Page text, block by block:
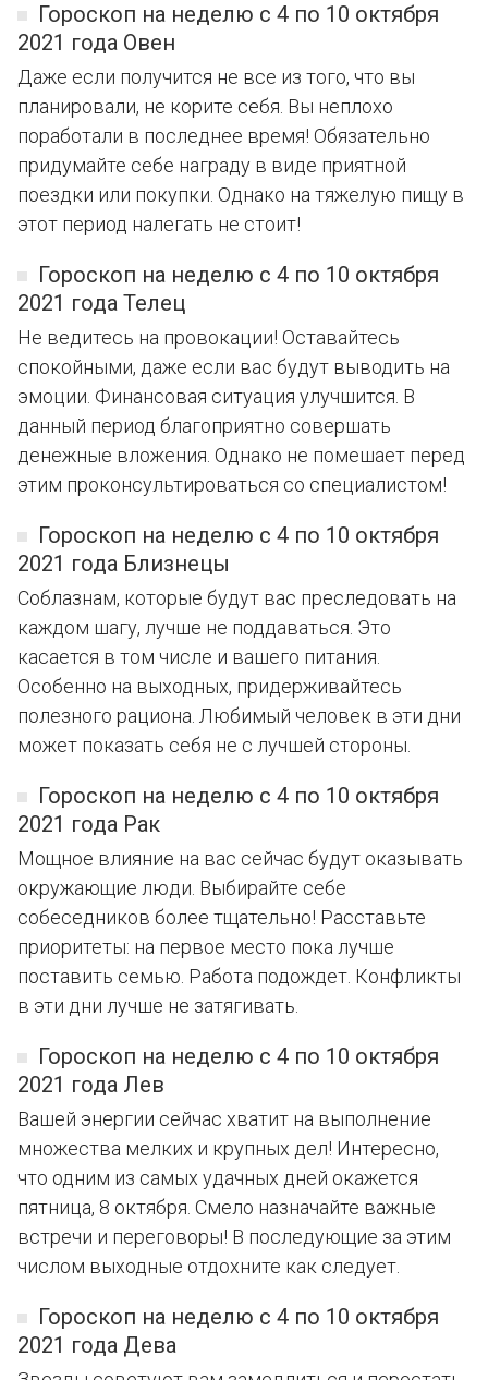
Гороскоп на неделю с 4 по 10 октября
2021 года Овен
Даже если получится не все из того, что вы
планировали, не корите себя. Вы неплохо
поработали в последнее время! Обязательно
придумайте себе награду в виде приятной
поездки или покупки. Однако на тяжелую пищу в
этот период налегать не стоит!
Гороскоп на неделю с 4 по 10 октября
2021 года Телец
Не ведитесь на провокации! Оставайтесь
спокойными, даже если вас будут выводить на
эмоции. Финансовая ситуация улучшится. В
данный период благоприятно совершать
денежные вложения. Однако не помешает перед
этим проконсультироваться со специалистом!
Гороскоп на неделю с 4 по 10 октября
2021 года Близнецы
Соблазнам, которые будут вас преследовать на
каждом шагу, лучше не поддаваться. Это
касается в том числе и вашего питания.
Особенно на выходных, придерживайтесь
полезного рациона. Любимый человек в эти дни
может показать себя не с лучшей стороны.
Гороскоп на неделю с 4 по 10 октября
2021 года Рак
Мощное влияние на вас сейчас будут оказывать
окружающие люди. Выбирайте себе
собеседников более тщательно! Расставьте
приоритеты: на первое место пока лучше
поставить семью. Работа подождет. Конфликты
в эти дни лучше не затягивать.
Гороскоп на неделю с 4 по 10 октября
2021 года Лев
Вашей энергии сейчас хватит на выполнение
множества мелких и крупных дел! Интересно,
что одним из самых удачных дней окажется
пятница, 8 октября. Смело назначайте важные
встречи и переговоры! В последующие за этим
числом выходные отдохните как следует.
Гороскоп на неделю с 4 по 10 октября
2021 года Дева